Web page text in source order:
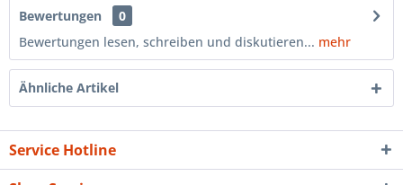
Bewertungen
0
Bewertungen lesen, schreiben und diskutieren... mehr
Ähnliche Artikel
Service Hotline